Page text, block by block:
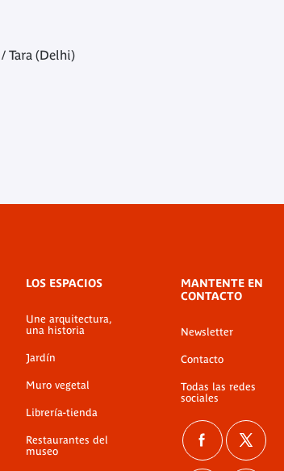
Tara (Delhi)
LOS ESPACIOS
Une arquitectura,
una historia
Jardín
Muro vegetal
Librería-tienda
Restaurantes del
museo
MANTENTE EN
CONTACTO
Newsletter
Contacto
Todas las redes
sociales